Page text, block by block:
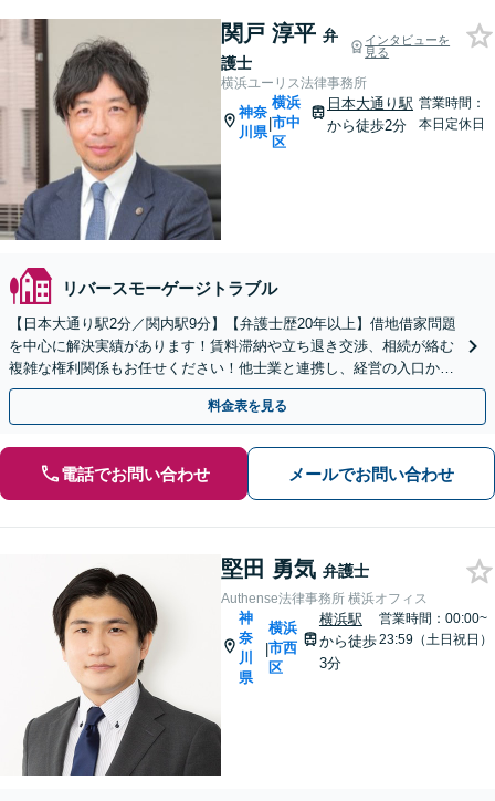
関戸 淳平 弁
護士
インタビューを
見る
横浜ユーリス法律事務所
神奈
川県
|
横浜
市中
区
日本大通り駅
から徒歩2分
営業時間：
本日定休日
リバースモーゲージトラブル
【日本大通り駅2分／関内駅9分】【弁護士歴20年以上】借地借家問題
を中心に解決実績があります！賃料滞納や立ち退き交渉、相続が絡む
複雑な権利関係もお任せください！他士業と連携し、経営の入口から
売却の出口まで一貫サポート【夜間や休日相談可】
料金表を見る
電話でお問い合わせ メールでお問い合わせ
堅田 勇気 弁護士
Authense法律事務所 横浜オフィス
神
奈
川
県
|
横浜
市西
区
横浜駅
から徒歩
3分
営業時間：00:00~
23:59（土日祝日）